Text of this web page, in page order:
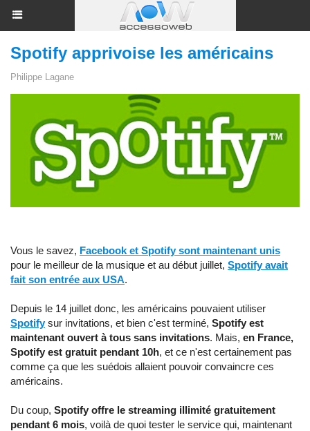
Spotify apprivoise les américains
Philippe Lagane
Vous le savez, Facebook et Spotify sont maintenant unis
pour le meilleur de la musique et au début juillet, Spotify avait
fait son entrée aux USA.
Depuis le 14 juillet donc, les américains pouvaient utiliser
Spotifysur invitations, et bien c'est terminé, Spotify est
maintenant ouvert à tous sans invitations. Mais, en France,
Spotify est gratuit pendant 10h, et ce n'est certainement pas
comme ça que les suédois allaient pouvoir convaincre ces
américains.
Du coup, Spotify offre le streaming illimité gratuitement
pendant 6 mois, voilà de quoi tester le service qui, maintenant